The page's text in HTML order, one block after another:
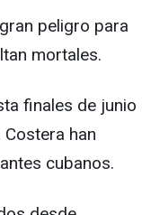
peligro para
mortales.
finales de junio
han
cubanos.